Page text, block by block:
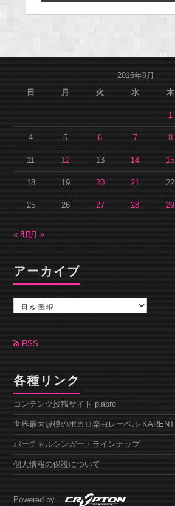
2016年9月
日
月 火 水 木
1
4 5 6 7 8
11 12 13 14 15
18 19 20 21 22
25 26 27 28 29
« 8月
10月 »
アーカイブ
カ
ブ RSS
各種リンク
コンテンツ投稿サイト piapro
世界最大規模のボカロ楽曲レーベル KARENT
バーチャルシンガー・ラインナップ
個人情報の保護について
Powered by